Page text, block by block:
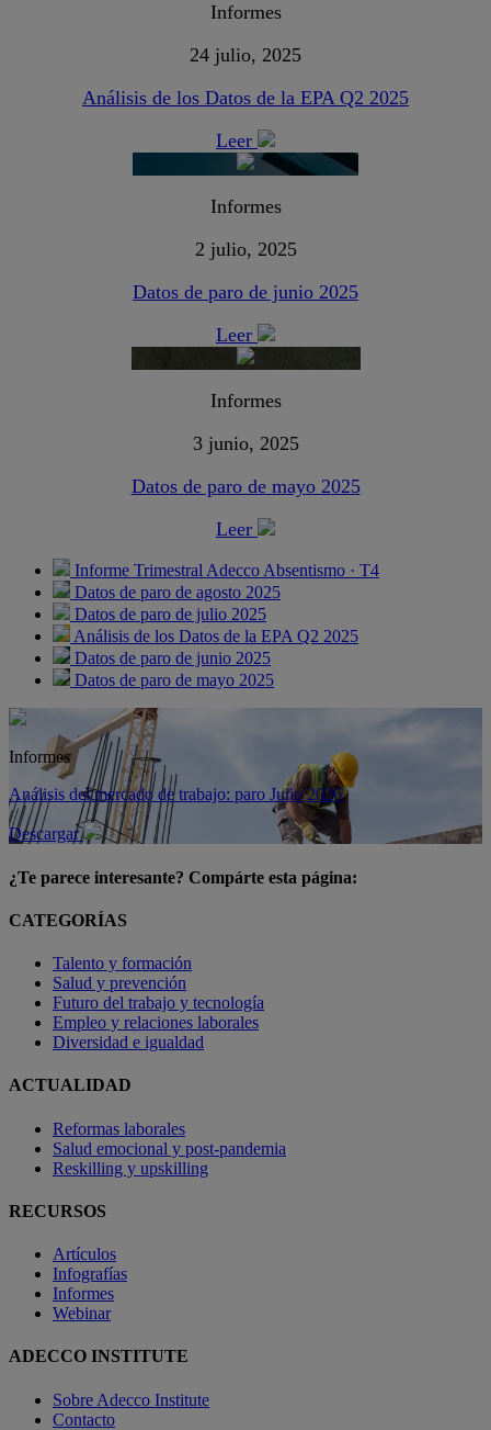
Informes
24 julio, 2025
Análisis de los Datos de la EPA Q2 2025
Leer
Informes
2 julio, 2025
Datos de paro de junio 2025
Leer
Informes
3 junio, 2025
Datos de paro de mayo 2025
Leer
Informe Trimestral Adecco Absentismo · T4
Datos de paro de agosto 2025
Datos de paro de julio 2025
Análisis de los Datos de la EPA Q2 2025
Datos de paro de junio 2025
Datos de paro de mayo 2025
Informes
Análisis del mercado de trabajo: paro Julio 2026
Descargar
¿Te parece interesante? Compárte esta página:
CATEGORÍAS
Talento y formación
Salud y prevención
Futuro del trabajo y tecnología
Empleo y relaciones laborales
Diversidad e igualdad
ACTUALIDAD
Reformas laborales
Salud emocional y post-pandemia
Reskilling y upskilling
RECURSOS
Artículos
Infografías
Informes
Webinar
ADECCO INSTITUTE
Sobre Adecco Institute
Contacto